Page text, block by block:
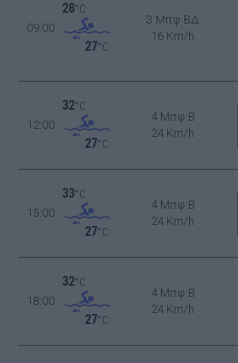
09:00
28°C
27°C
3 Μπφ ΒΔ
16 Km/h
12:00
32°C
27°C
4 Μπφ B
24 Km/h
15:00
33°C
27°C
4 Μπφ B
24 Km/h
18:00
32°C
27°C
4 Μπφ B
24 Km/h